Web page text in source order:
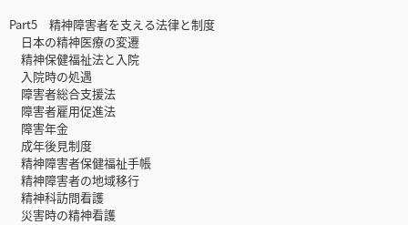
Part5 精神障害者を支える法律と制度
日本の精神医療の変遷
精神保健福祉法と入院
入院時の処遇
障害者総合支援法
障害者雇用促進法
障害年金
成年後見制度
精神障害者保健福祉手帳
精神障害者の地域移行
精神科訪問看護
災害時の精神看護